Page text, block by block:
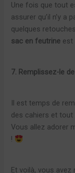
Une fois que tout
assurer qu’il n’y a
quelques
sac en feutrine est
7. Remplissez-le
Il est temps de
des cahiers et
Vous allez adorer
!
Et voilà, vous